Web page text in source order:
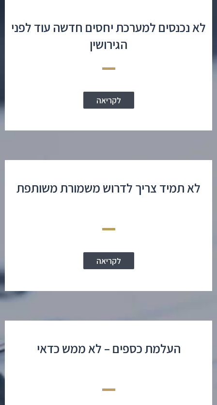
לא נכנסים למערכת יחסים חדשה עוד לפני
הגירושין
לקריאה
לא תמיד צריך לדרוש משמורת משותפת
לקריאה
העלמת כספים – לא ממש כדאי